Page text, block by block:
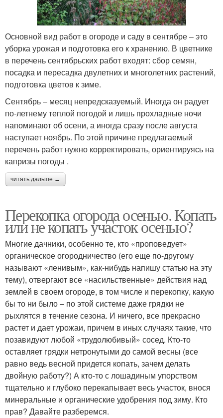
Основной вид работ в огороде и саду в сентябре – это
уборка урожая и подготовка его к хранению. В цветнике
в перечень сентябрьских работ входят: сбор семян,
посадка и пересадка двулетних и многолетних растений,
подготовка цветов к зиме.
Сентябрь – месяц непредсказуемый. Иногда он радует
по-летнему теплой погодой и лишь прохладные ночи
напоминают об осени, а иногда сразу после августа
наступает ноябрь. По этой причине предлагаемый
перечень работ нужно корректировать, ориентируясь на
капризы погоды .
читать дальше →
Перекопка огорода осенью. Копать
или не копать участок осенью?
Многие дачники, особенно те, кто «проповедует»
органическое огородничество (его еще по-другому
называют «ленивым», как-нибудь напишу статью на эту
тему), отвергают все «насильственные» действия над
землей в своем огороде, в том числе и перекопку, какую
бы то ни было – по этой системе даже грядки не
рыхлятся в течение сезона. И ничего, все прекрасно
растет и дает урожаи, причем в иных случаях такие, что
позавидуют любой «трудолюбивый» сосед. Кто-то
оставляет грядки нетронутыми до самой весны (все
равно ведь весной придется копать, зачем делать
двойную работу?) А кто-то с лошадиным упорством
тщательно и глубоко перекапывает весь участок, внося
минеральные и органические удобрения под зиму. Кто
прав? Давайте разберемся.